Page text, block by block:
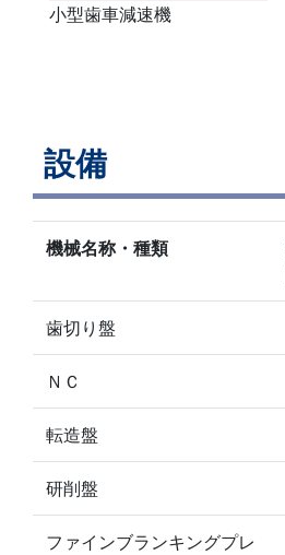
小型歯車減速機
設備
機械名称・種類
歯切り盤
ＮＣ
転造盤
研削盤
ファインブランキングプレ